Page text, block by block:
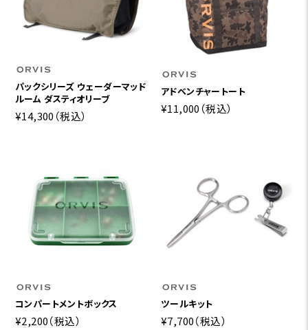
パックシリーズ ウェーダーマッド
ルーム ダスティオリーブ
¥14,300 （税込）
アドベンチャートート
¥11,000 （税込）
コンパートメントボックス
¥2,200（税込）
ツールキット
¥7,700（税込）